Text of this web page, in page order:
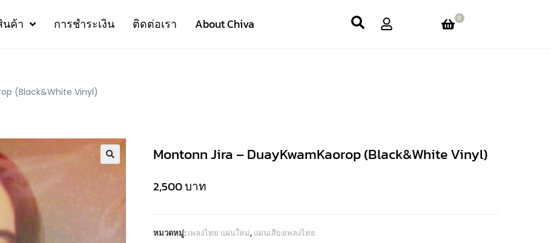
นค้า การชำระเงิน ติดต่อเรา About Chiva 0
(Black&White Vinyl)
Montonn Jira – DuayKwamKaorop (Black&White Vinyl)
2,500บาท
หมวดหมู่: เพลงไทย แผ่นใหม่, แผ่นเสียงเพลงไทย